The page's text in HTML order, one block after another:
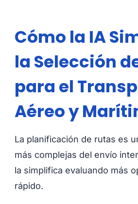
Cómo la IA
la Selección
para el
Aéreo y
La planificación de rutas es
más complejas del envío
la simplifica evaluando más
rápido.